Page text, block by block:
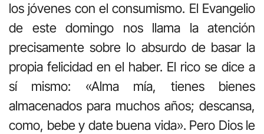
los jóvenes con el consumismo. El Evangelio
de este domingo nos llama la atención
precisamente sobre lo absurdo de basar la
propia felicidad en el haber. El rico se dice a
sí mismo: «Alma mía, tienes bienes
almacenados para muchos años; descansa,
como, bebe y date buena vida». Pero Dios le